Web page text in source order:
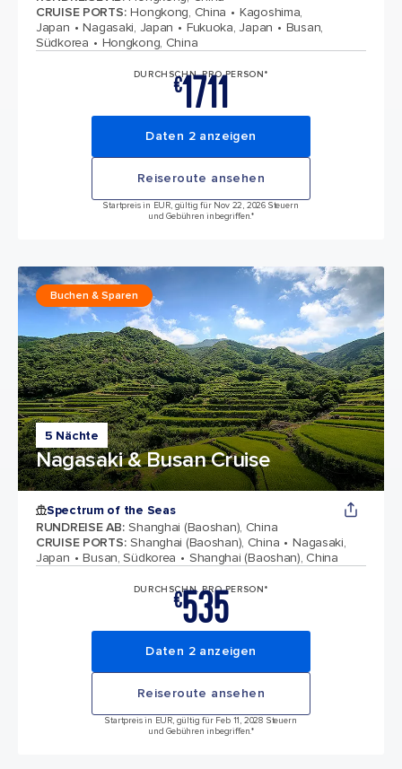
CRUISE PORTS: Hongkong, China
Kagoshima,
Japan
Nagasaki, Japan Fukuoka, Japan
Busan,
Südkorea
Hongkong, China
DURCHSCHN. PRO PERSON*
€1711
Daten 2 anzeigen
Reiseroute ansehen
Startpreis in EUR, gültig für Nov 22, 2026 Steuern
und Gebühren inbegriffen.*
5 Nächte
Nagasaki & Busan Cruise
Buchen & Sparen
Spectrum of the Seas
RUNDREISE AB: Shanghai (Baoshan), China
CRUISE PORTS: Shanghai (Baoshan), China
Nagasaki,
Japan
Busan, Südkorea Shanghai (Baoshan), China
DURCHSCHN. PRO PERSON*
€535
Daten 2 anzeigen
Reiseroute ansehen
Startpreis in EUR, gültig für Feb 11, 2028 Steuern
und Gebühren inbegriffen.*